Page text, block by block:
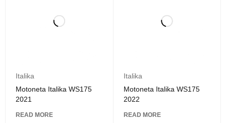
Italika
Motoneta Italika WS175
2021
READ MORE
Italika
Motoneta Italika WS175
2022
READ MORE